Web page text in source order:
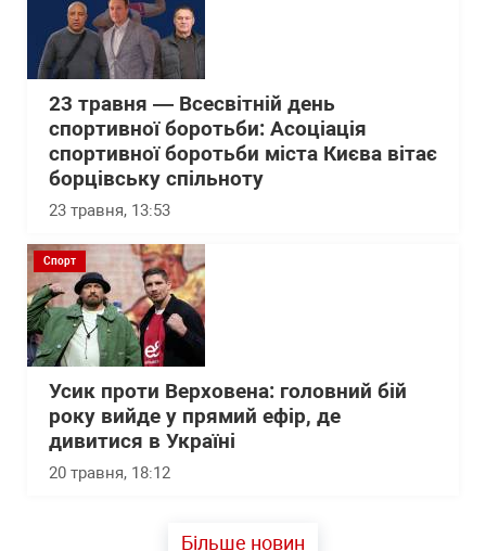
23 травня — Всесвітній день
спортивної боротьби: Асоціація
спортивної боротьби міста Києва вітає
борцівську спільноту
23 травня, 13:53
Спорт
Усик проти Верховена: головний бій
року вийде у прямий ефір, де
дивитися в Україні
20 травня, 18:12
Більше новин